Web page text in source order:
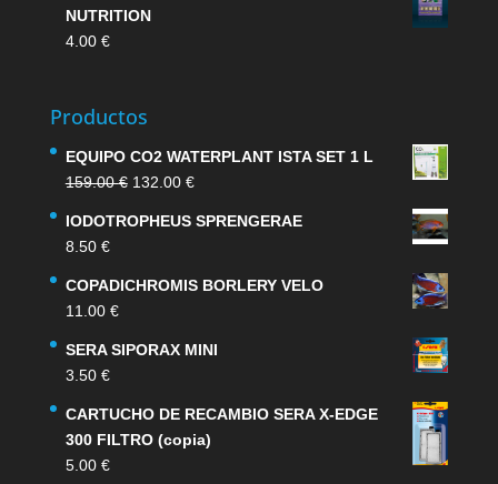
NUTRITION
4.00 €
Productos
EQUIPO CO2 WATERPLANT ISTA SET 1 L
159.00€ El
original
159.00 €.
132.00 €El
actual
132.00 €.
IODOTROPHEUS SPRENGERAE
8.50 €
COPADICHROMIS BORLERY VELO
11.00 €
SERA SIPORAX MINI
3.50 €
CARTUCHO DE RECAMBIO SERA X-EDGE
300 FILTRO (copia)
5.00 €